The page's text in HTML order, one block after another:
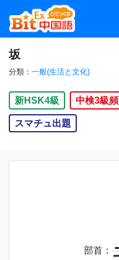
坂
分類： 一般(生活と文化)
新HSK4級 中検3級
スマチュ出題
部首：